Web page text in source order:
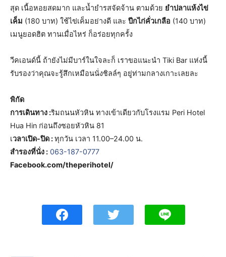
สุด เนื้อหอยสดมาก และน้ำยำรสจัดจ้าน ตามด้วย ยำปลาแห้งไข่
เค็ม (180 บาท) ใช้ไข่เค็มอย่างดี และ ปีกไก่คั่วเกลือ (140 บาท)
เมนูยอดฮิต ทานเมื่อไหร่ ก็อร่อยทุกครั้ง
วีคเอนด์นี้ ถ้ายังไม่มีบาร์ในใจละก็ เราขอแนะนำ Tiki Bar แห่งนี้
รับรองว่าคุณจะรู้สึกเหมือนนั่งชิลล์ๆ อยู่ท่ามกลางเกาะเลยละ
พิกัด
การเดินทาง :ริมถนนหัวหิน ทางเข้าเดียวกับโรงแรม Peri Hotel
Hua Hin ก่อนถึงซอยหัวหิน 81
เวลาเปิด-ปิด :ทุกวัน เวลา 11.00–24.00 น.
สำรองที่นั่ง : 063-187-0777
Facebook.com/theperihotel/